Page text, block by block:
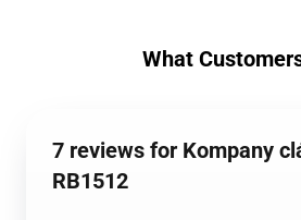
What
7 reviews for Kompany
RB1512